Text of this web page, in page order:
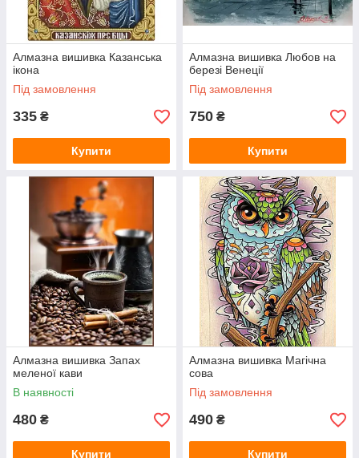
Алмазна вишивка Казанська
ікона
Під замовлення
335 ₴
Купити
Алмазна вишивка Любов на
березі Венеції
Під замовлення
750 ₴
Купити
Алмазна вишивка Запах
меленої кави
В наявності
480 ₴
Купити
Алмазна вишивка Магічна
сова
Під замовлення
490 ₴
Купити